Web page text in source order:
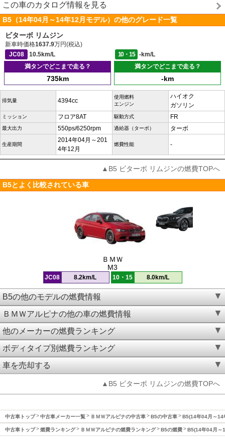
この車のカタログ情報を見る
B5（14年04月～14年12月モデル）の他のグレード一覧
ビターボ リムジン
新車時価格1637.9万円(税込)
JC08
10.5km/L 10・15
-km/L
満タンでどこまで走る？
735km
満タンでどこまで走る？
-km
排気量 4394cc
使用燃料
エンジン
ハイオク
ガソリン
ミッション フロア8AT 駆動方式 FR
最大出力 550ps/6250rpm 過給器（ターボ） ターボ
生産期間
2014年04月～201
4年12月
燃費性能 -
▲B5 ビターボ リムジンの燃費TOPへ
B5とよく比較されている車
ＢＭＷ
M3
JC08 8.2km/L 10・15 8.0km/L
B5の他のモデルの燃費情報
ＢＭＷアルピナの他の車の燃費情報
他のメーカーの燃費ランキング
ボディタイプ別燃費ランキング
車を売却する
▲B5 ビターボ リムジンの燃費TOPへ
中古車トップ 中古車メーカー一覧 ＢＭＷアルピナの中古車 B5の中古車 B5(14年04月～14
中古車トップ 燃費ランキング ＢＭＷアルピナの燃費ランキング B5の燃費 B5(14年04月～